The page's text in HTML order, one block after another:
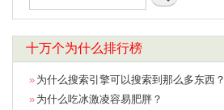
索
十万个为什么排行榜
为什么搜索引擎可以搜索到那么多东西？
为什么吃冰激凌容易肥胖？